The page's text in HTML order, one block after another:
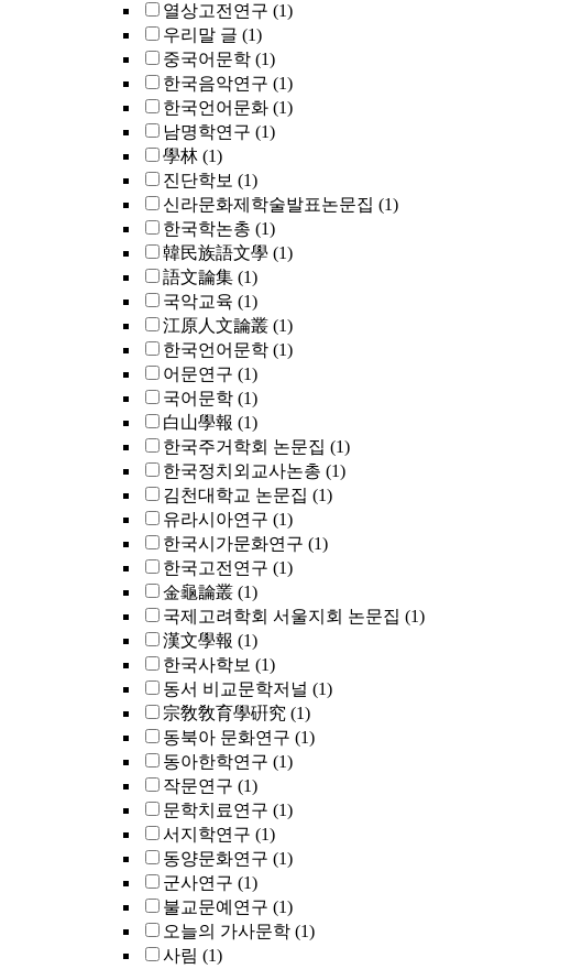
열상고전연구 (1)
우리말 글 (1)
중국어문학 (1)
한국음악연구 (1)
한국언어문화 (1)
남명학연구 (1)
學林 (1)
진단학보 (1)
신라문화제학술발표논문집 (1)
한국학논총 (1)
韓民族語文學 (1)
語文論集 (1)
국악교육 (1)
江原人文論叢 (1)
한국언어문학 (1)
어문연구 (1)
국어문학 (1)
白山學報 (1)
한국주거학회 논문집 (1)
한국정치외교사논총 (1)
김천대학교 논문집 (1)
유라시아연구 (1)
한국시가문화연구 (1)
한국고전연구 (1)
金龜論叢 (1)
국제고려학회 서울지회 논문집 (1)
漢文學報 (1)
한국사학보 (1)
동서 비교문학저널 (1)
宗敎敎育學硏究 (1)
동북아 문화연구 (1)
동아한학연구 (1)
작문연구 (1)
문학치료연구 (1)
서지학연구 (1)
동양문화연구 (1)
군사연구 (1)
불교문예연구 (1)
오늘의 가사문학 (1)
사림 (1)